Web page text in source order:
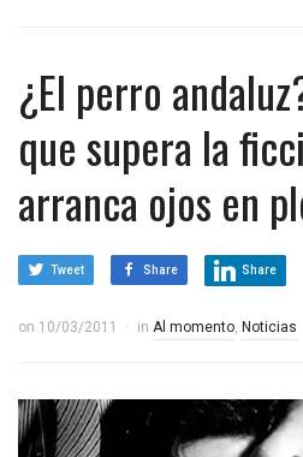
¿El perro
que supera la
arranca ojos en
Tweet Share Share
on 10/03/2011 in Al momento, Noticias